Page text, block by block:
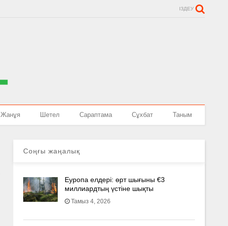
ІЗДЕУ
Жанұя Шетел Сараптама Сұхбат Таным
Соңғы жаңалық
Еуропа елдері: өрт шығыны €3
миллиардтың үстіне шықты
Тамыз 4, 2026